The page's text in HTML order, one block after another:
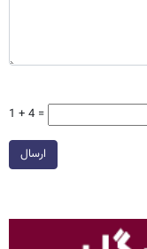
1 + 4 =
ارسال